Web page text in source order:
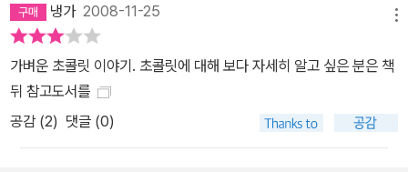
냉가2008-11-25
가벼운 초콜릿 이야기. 초콜릿에 대해 보다 자세히 알고 싶은 분은 책
뒤 참고도서를
공감 (2) 댓글 (0)